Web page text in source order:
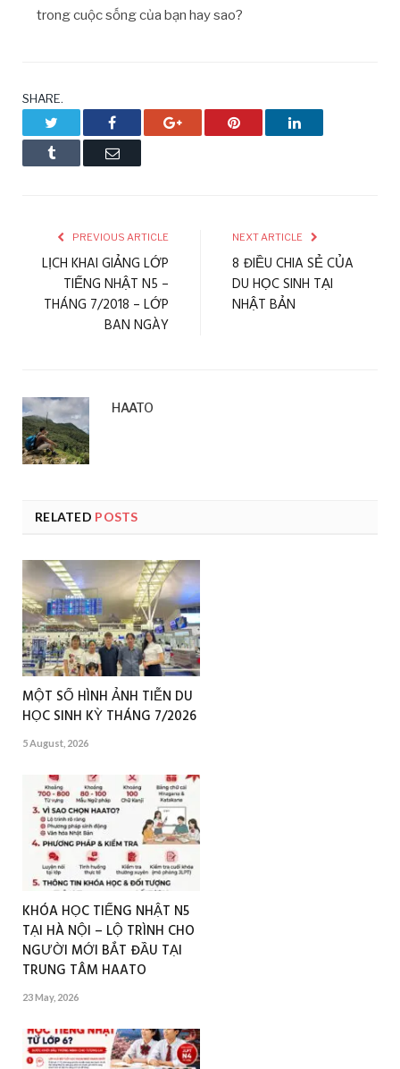
trong cuộc sống của bạn hay sao?
SHARE.
Facebook Google+ Pinterest LinkedIn
Tumblr Email
PREVIOUS ARTICLE
LỊCH KHAI GIẢNG LỚP
TIẾNG NHẬT N5 –
THÁNG 7/2018 – LỚP
BAN NGÀY
NEXT ARTICLE
8 ĐIỀU CHIA SẺ CỦA
DU HỌC SINH TẠI
NHẬT BẢN
HAATO
RELATED POSTS
MỘT SỐ HÌNH ẢNH TIỄN DU
HỌC SINH KỲ THÁNG 7/2026
5 August, 2026
KHÓA HỌC TIẾNG NHẬT N5
TẠI HÀ NỘI – LỘ TRÌNH CHO
NGƯỜI MỚI BẮT ĐẦU TẠI
TRUNG TÂM HAATO
23 May, 2026